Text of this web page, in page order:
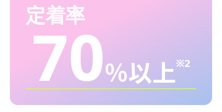
定着率
70％以上※2